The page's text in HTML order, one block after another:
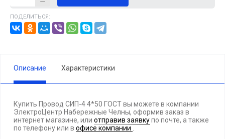
ПОДЕЛИТЬСЯ:
Описание Характеристики
Купить Провод СИП-4 4*50 ГОСТ вы можете в компании
ЭлектроЦентр Набережные Челны, оформив заказ в
интернет магазине, или отправив заявкупо почте, а также
по телефонуили в офисе компании